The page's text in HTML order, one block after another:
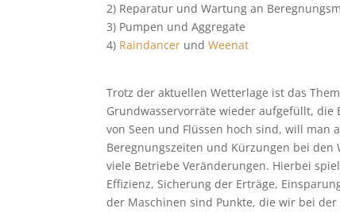
2) Reparatur und Wartung an
3) Pumpen und Aggregate
4) Raindancer undWeenat
Trotz der aktuellen Wetterlage ist das
Grundwasservorräte wieder aufgefüllt, die
von Seen und Flüssen hoch sind, will man
Beregnungszeiten und Kürzungen bei
viele Betriebe Veränderungen. Hierbei
Effizienz, Sicherung der Erträge,
der Maschinen sind Punkte, die wir bei